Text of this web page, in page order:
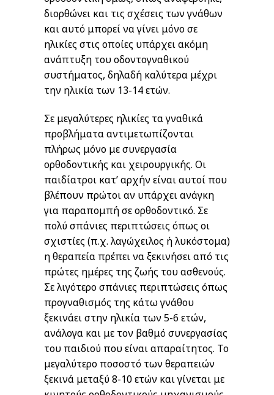
διορθώνει και τις σχέσεις των γνάθων
και αυτό μπορεί να γίνει μόνο σε
ηλικίες στις οποίες υπάρχει ακόμη
ανάπτυξη του οδοντογναθικού
συστήματος, δηλαδή καλύτερα μέχρι
την ηλικία των 13-14 ετών.
Σε μεγαλύτερες ηλικίες τα γναθικά
προβλήματα αντιμετωπίζονται
πλήρως μόνο με συνεργασία
ορθοδοντικής και χειρουργικής. Οι
παιδίατροι κατ’ αρχήν είναι αυτοί που
βλέπουν πρώτοι αν υπάρχει ανάγκη
για παραπομπή σε ορθοδοντικό. Σε
πολύ σπάνιες περιπτώσεις όπως οι
σχιστίες (π.χ. λαγώχειλος ή λυκόστομα)
η θεραπεία πρέπει να ξεκινήσει από τις
πρώτες ημέρες της ζωής του ασθενούς.
Σε λιγότερο σπάνιες περιπτώσεις όπως
προγναθισμός της κάτω γνάθου
ξεκινάει στην ηλικία των 5-6 ετών,
ανάλογα και με τον βαθμό συνεργασίας
του παιδιού που είναι απαραίτητος. Το
μεγαλύτερο ποσοστό των θεραπειών
ξεκινά μεταξύ 8-10 ετών και γίνεται με